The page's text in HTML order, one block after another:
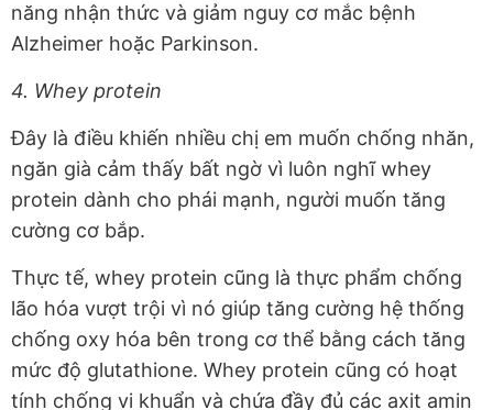
năng nhận thức và giảm nguy cơ mắc bệnh
Alzheimer hoặc Parkinson.
4. Whey protein
Đây là điều khiến nhiều chị em muốn chống nhăn,
ngăn già cảm thấy bất ngờ vì luôn nghĩ whey
protein dành cho phái mạnh, người muốn tăng
cường cơ bắp.
Thực tế, whey protein cũng là thực phẩm chống
lão hóa vượt trội vì nó giúp tăng cường hệ thống
chống oxy hóa bên trong cơ thể bằng cách tăng
mức độ glutathione. Whey protein cũng có hoạt
tính chống vi khuẩn và chứa đầy đủ các axit amin